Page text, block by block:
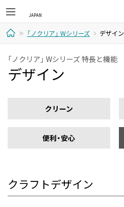
ー
「ノクリア」 Wシリーズ デザイン
「ノクリア」 Wシリーズ 特長と機能
デザイン
クリーン
便利・安心
クラフトデザイン